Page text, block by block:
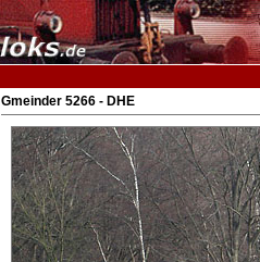
Gmeinder 5266 - DHE